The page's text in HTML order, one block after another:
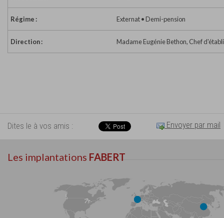
Régime : Externat • Demi-pension
Direction : Madame Eugénie Bethon, Chef
Dites le à vos amis : Envoyer par mail
Les implantations FABERT